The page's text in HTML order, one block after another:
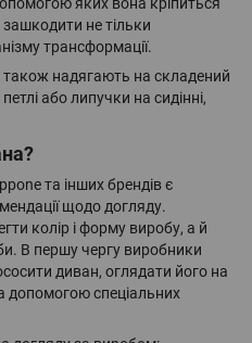
не тільки
трансформації.
надягають на складений
або липучки на сидінні,
та інших брендів є
щодо догляду.
колір і форму виробу, а й
В першу чергу виробники
диван, оглядати його на
допомогою спеціальних